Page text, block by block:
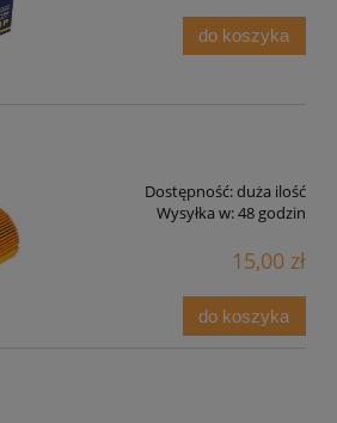
do koszyka
Dostępność:duża ilość
Wysyłka w:48 godzin
15,00 zł
do koszyka